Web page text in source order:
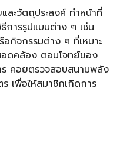
และวัตถุประสงค์ ทำหน้าที่
การรูปแบบต่าง ๆ เช่น
จกรรมต่าง ๆ ที่เหมาะ
อดคล้อง ตอบโจทย์ของ
คอยตรวจสอบสนามพลัง
เพื่อให้สมาชิกเกิดการ